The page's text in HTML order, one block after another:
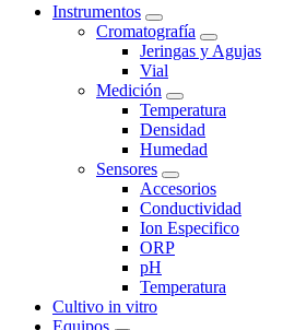
Instrumentos
Cromatografía
Jeringas y Agujas
Vial
Medición
Temperatura
Densidad
Humedad
Sensores
Accesorios
Conductividad
Ion Especifico
ORP
pH
Temperatura
Cultivo in vitro
Equipos